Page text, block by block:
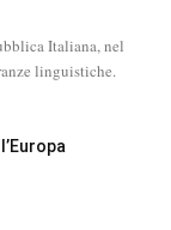
Italiana, nel
linguistiche.